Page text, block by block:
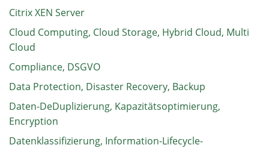
Citrix XEN Server
Cloud Computing, Cloud Storage, Hybrid Cloud, Multi
Cloud
Compliance, DSGVO
Data Protection, Disaster Recovery, Backup
Daten-DeDuplizierung, Kapazitätsoptimierung,
Encryption
Datenklassifizierung, Information-Lifecycle-